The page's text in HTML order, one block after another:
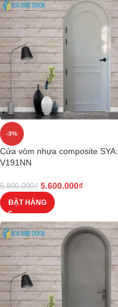
-3%
Cửa vòm nhựa composite SYA:
V191NN
5.800.000₫ 5.600.000₫
ĐẶT HÀNG